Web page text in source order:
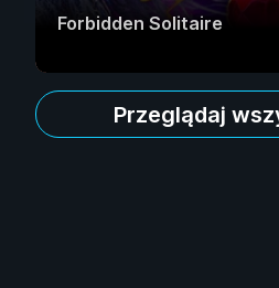
Forbidden Solitaire
Przeglądaj